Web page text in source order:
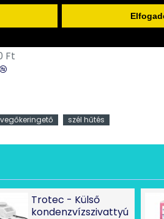
Ft
Hossz: 10 m
szél hűtés
Trotec - Külső
kondenzvízszivattyú